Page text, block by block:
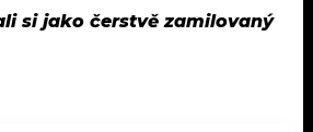
si jako čerstvě zamilovaný